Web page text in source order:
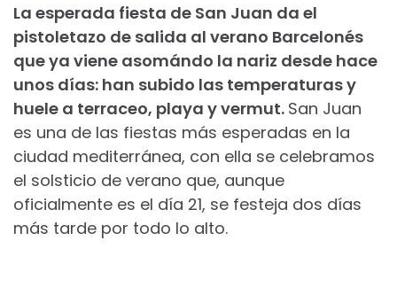
La esperada fiesta de San Juan da el
pistoletazo de salida al verano Barcelonés
que ya viene asomándo la nariz desde hace
unos días: han subido las temperaturas y
huele a terraceo, playa y vermut. San Juan
es una de las fiestas más esperadas en la
ciudad mediterránea, con ella se celebramos
el solsticio de verano que, aunque
oficialmente es el día 21, se festeja dos días
más tarde por todo lo alto.